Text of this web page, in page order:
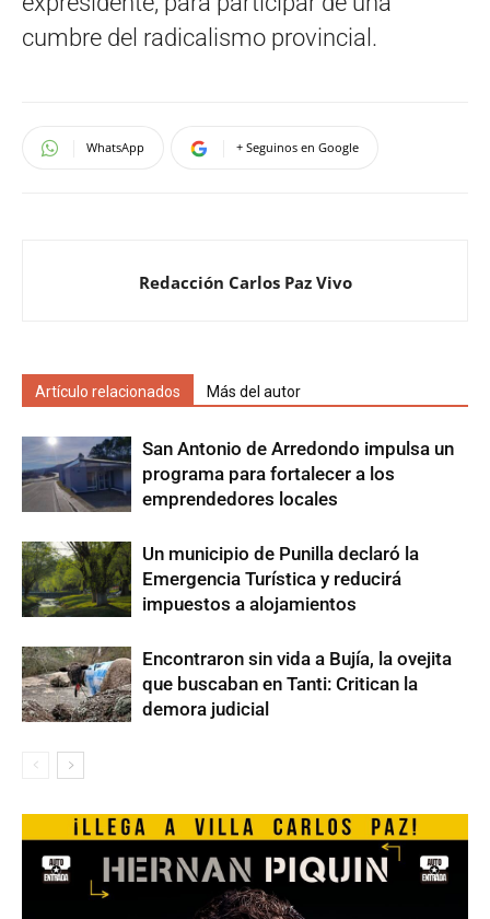
cumbre del radicalismo provincial.
WhatsApp + Seguinos en Google
Redacción Carlos Paz Vivo
Artículo relacionados Más del autor
San Antonio de Arredondo impulsa un
programa para fortalecer a los
emprendedores locales
Un municipio de Punilla declaró la
Emergencia Turística y reducirá
impuestos a alojamientos
Encontraron sin vida a Bujía, la ovejita
que buscaban en Tanti: Critican la
demora judicial